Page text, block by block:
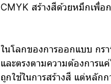
CMYK สร้างสีด้วยหมึกเพื่อ
ในโลกของการออกแบบ กร
และตรงตามความต้องการ
ถูกใช้ในการสร้างสี แต่หลัก